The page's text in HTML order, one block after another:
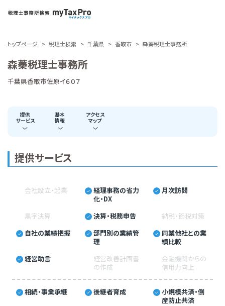
トップページ 税理士検索 千葉県 香取市 森蓁税理士事務所
森蓁税理士事務所
千葉県香取市佐原イ６０７
提供
サービス
基本
情報
アクセス
マップ
提供サービス
会社設立・起業
経理事務の省力
化・DX
月次訪問
黒字決算 決算・税務申告
納税・節税対策
自社の業績把握
部門別の業績管
理
同業他社との業
績比較
経営助言
経営改善計画書
の作成
金融機関からの
信用力向上
相続・事業承継 後継者育成
小規模共済・倒
産防止共済